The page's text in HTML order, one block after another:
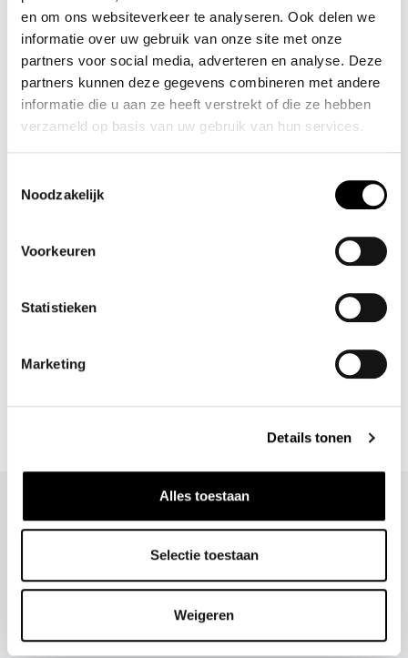
en om ons websiteverkeer te analyseren. Ook delen we
informatie over uw gebruik van onze site met onze
partners voor social media, adverteren en analyse. Deze
partners kunnen deze gegevens combineren met andere
informatie die u aan ze heeft verstrekt of die ze hebben
verzameld op basis van uw gebruik van hun services.
Noodzakelijk
Voorkeuren
Statistieken
Marketing
Details tonen
Alles toestaan
Selectie toestaan
Weigeren
GESTUZ SAMERA BODY
€ 89
SALE
GESTUZ WENDI BLAZER
€ 179,-
Nieuw
Kleding
DIT ZEGGEN KAE'S
KLANTEN